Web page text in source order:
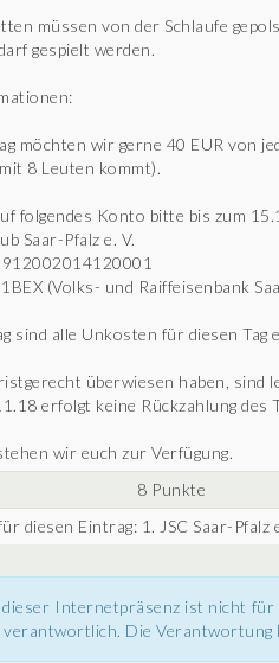
müssen von der Schlaufe
gespielt werden.
möchten wir gerne 40 EUR von
8 Leuten kommt).
folgendes Konto bitte bis zum
Saar-Pfalz e. V.
(Volks- und Raiffeisenbank
sind alle Unkosten für diesen Tag
überwiesen haben, sind
erfolgt keine Rückzahlung des
wir euch zur Verfügung.
8 Punkte
diesen Eintrag: 1. JSC Saar-Pfalz
Internetpräsenz ist nicht
Die Verantwortung